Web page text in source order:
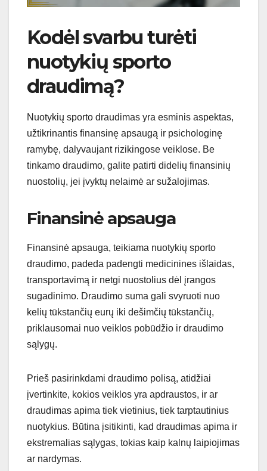
Kodėl svarbu turėti
nuotykių sporto
draudimą?
Nuotykių sporto draudimas yra esminis aspektas,
užtikrinantis finansinę apsaugą ir psichologinę
ramybę, dalyvaujant rizikingose veiklose. Be
tinkamo draudimo, galite patirti didelių finansinių
nuostolių, jei įvyktų nelaimė ar sužalojimas.
Finansinė apsauga
Finansinė apsauga, teikiama nuotykių sporto
draudimo, padeda padengti medicinines išlaidas,
transportavimą ir netgi nuostolius dėl įrangos
sugadinimo. Draudimo suma gali svyruoti nuo
kelių tūkstančių eurų iki dešimčių tūkstančių,
priklausomai nuo veiklos pobūdžio ir draudimo
sąlygų.
Prieš pasirinkdami draudimo polisą, atidžiai
įvertinkite, kokios veiklos yra apdraustos, ir ar
draudimas apima tiek vietinius, tiek tarptautinius
nuotykius. Būtina įsitikinti, kad draudimas apima ir
ekstremalias sąlygas, tokias kaip kalnų laipiojimas
ar nardymas.